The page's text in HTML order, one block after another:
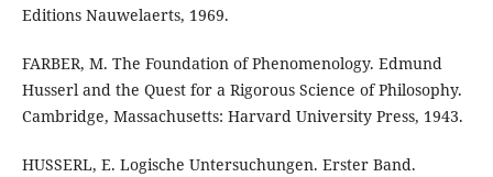
Editions Nauwelaerts, 1969.
FARBER, M. The Foundation of Phenomenology. Edmund
Husserl and the Quest for a Rigorous Science of Philosophy.
Cambridge, Massachusetts: Harvard University Press, 1943.
HUSSERL, E. Logische Untersuchungen. Erster Band.